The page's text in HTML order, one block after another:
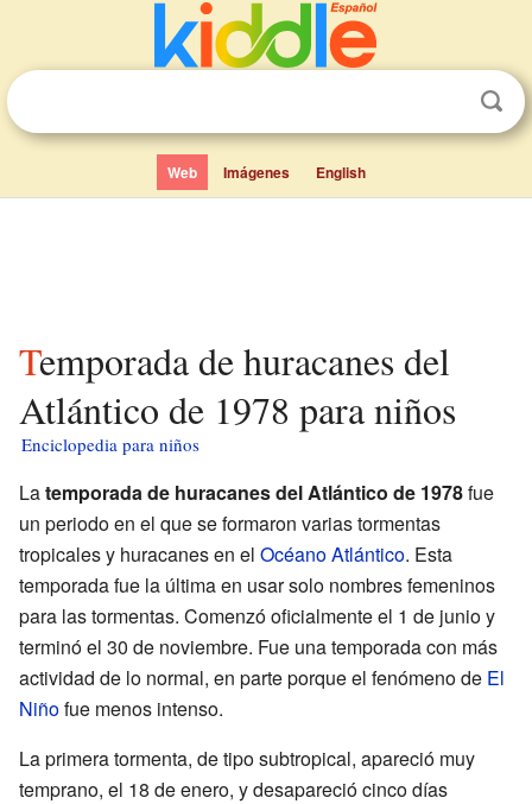
Web Imágenes English
Temporada de huracanes del
Atlántico de 1978 para niños
Enciclopedia para niños
Latemporada de huracanes del Atlántico de 1978fue
un periodo en el que se formaron varias tormentas
tropicales y huracanes en el Océano Atlántico. Esta
temporada fue la última en usar solo nombres femeninos
para las tormentas. Comenzó oficialmente el 1 de junio y
terminó el 30 de noviembre. Fue una temporada con más
actividad de lo normal, en parte porque el fenómeno de El
Niñofue menos intenso.
La primera tormenta, de tipo subtropical, apareció muy
temprano, el 18 de enero, y desapareció cinco días